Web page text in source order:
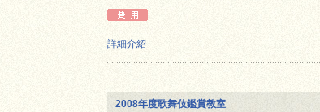
-
詳細介紹
2008年度歌舞伎鑑賞教室